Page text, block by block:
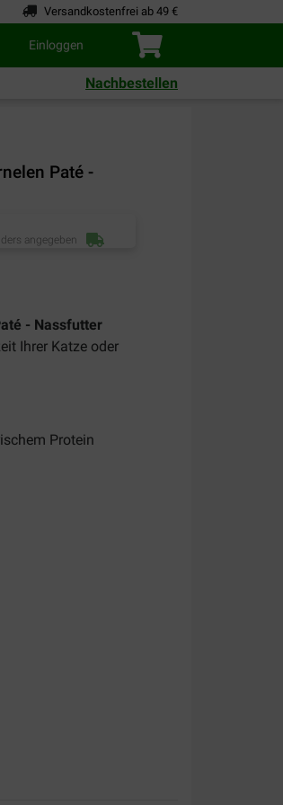
Versandkostenfrei ab 49 €
Einloggen
Nachbestellen
Paté -
angegeben
- Nassfutter
Ihrer Katze oder
Protein